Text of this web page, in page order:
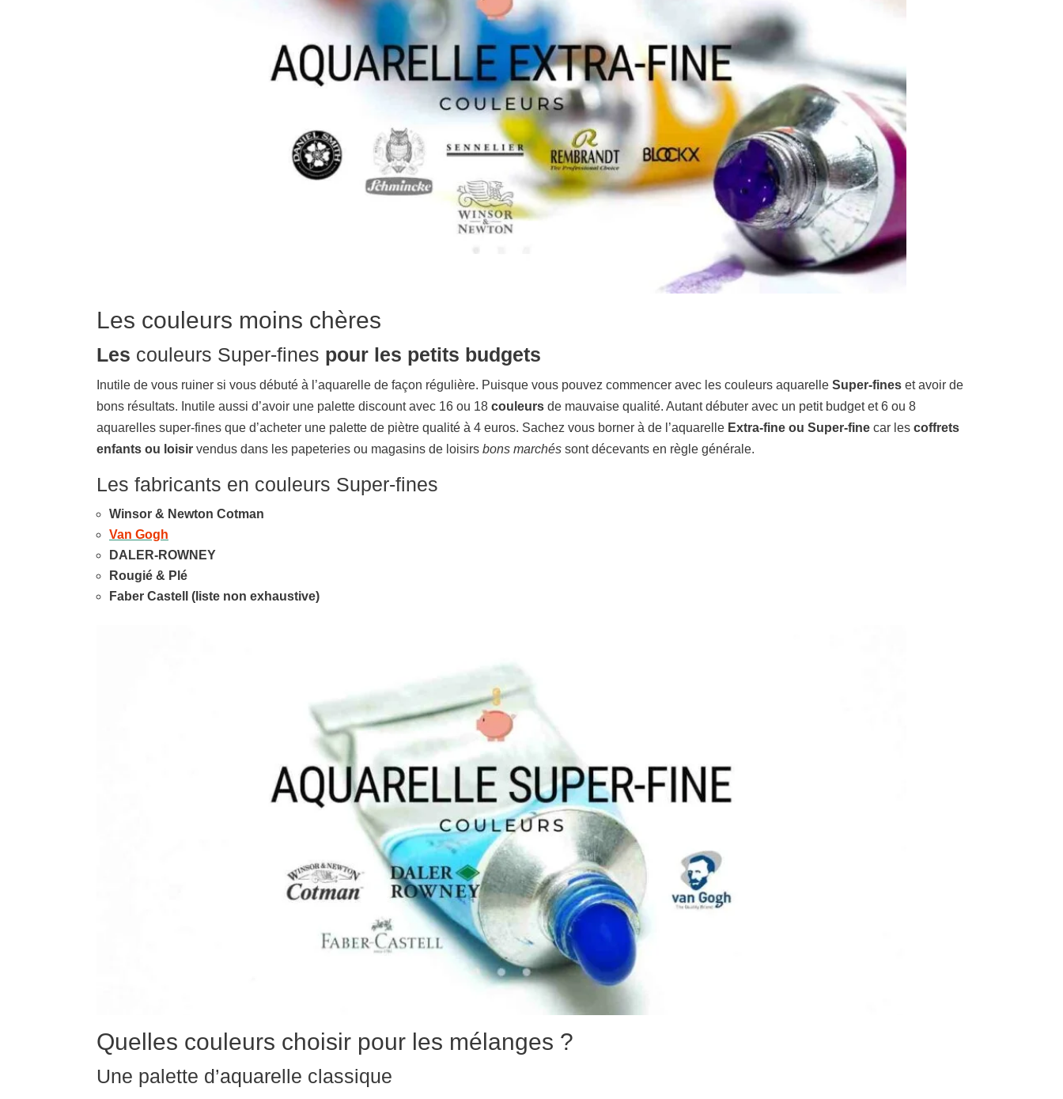
Les couleurs moins chères
Les couleurs Super-fines pour les petits budgets
Inutile de vous ruiner si vous débuté à l’aquarelle de façon régulière. Puisque vous pouvez commencer avec les couleurs aquarelle Super-fines et avoir de
bons résultats. Inutile aussi d’avoir une palette discount avec 16 ou 18 couleurs de mauvaise qualité. Autant débuter avec un petit budget et 6 ou 8
aquarelles super-fines que d’acheter une palette de piètre qualité à 4 euros. Sachez vous borner à de l’aquarelle Extra-fine ou Super-fine car les coffrets
enfants ou loisir vendus dans les papeteries ou magasins de loisirs bons marchés sont décevants en règle générale.
Les fabricants en couleurs Super-fines
Winsor & Newton Cotman
Van Gogh
DALER-ROWNEY
Rougié & Plé
Faber Castell (liste non exhaustive)
Quelles couleurs choisir pour les mélanges ?
Une palette d’aquarelle classique